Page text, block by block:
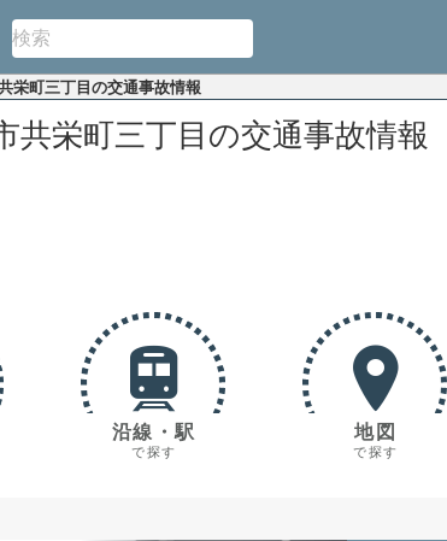
栄町三丁目の交通事故情報
共栄町三丁目の交通事故情報
沿線・駅
で探す
地図
で探す